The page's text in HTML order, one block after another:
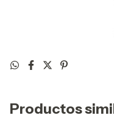
Productos